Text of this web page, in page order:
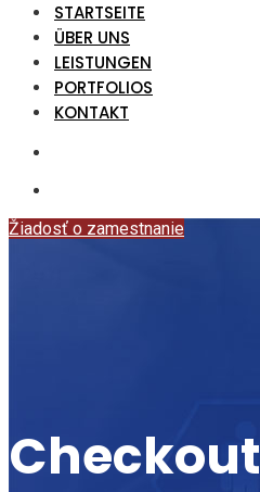
STARTSEITE
ÜBER UNS
LEISTUNGEN
PORTFOLIOS
KONTAKT
Žiadosť o zamestnanie
Checkout